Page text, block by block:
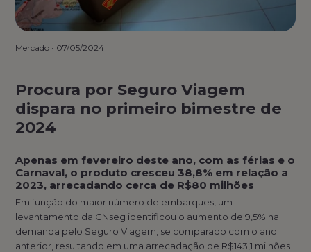
Mercado • 07/05/2024
Procura por Seguro Viagem
dispara no primeiro bimestre de
2024
Apenas em fevereiro deste ano, com as férias e o
Carnaval, o produto cresceu 38,8% em relação a
2023, arrecadando cerca de R$80 milhões
Em função do maior número de embarques, um
levantamento da CNseg identificou o aumento de 9,5% na
demanda pelo Seguro Viagem, se comparado com o ano
anterior, resultando em uma arrecadação de R$143,1 milhões